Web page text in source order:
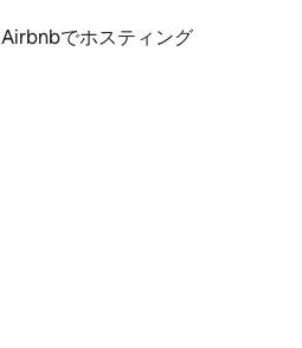
Airbnbでホスティング